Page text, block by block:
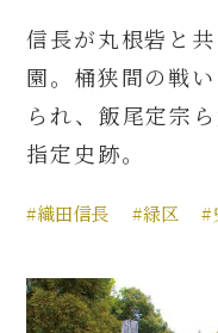
信長が丸根砦と
園。桶狭間の戦
られ、飯尾定宗
指定史跡。
#織田信長 #緑区 #